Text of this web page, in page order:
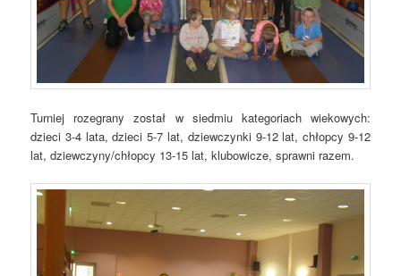
Turniej rozegrany został w siedmiu kategoriach wiekowych:
dzieci 3-4 lata, dzieci 5-7 lat, dziewczynki 9-12 lat, chłopcy 9-12
lat, dziewczyny/chłopcy 13-15 lat, klubowicze, sprawni razem.